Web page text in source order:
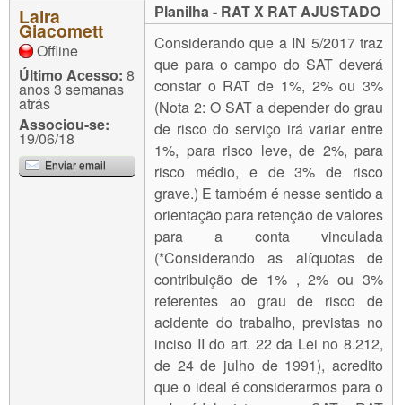
Laira
Giacomett
Offline
Último Acesso: 8
anos 3 semanas
atrás
Associou-se:
19/06/18
Enviar email
Planilha - RAT X RAT AJUSTADO
Considerando que a IN 5/2017 traz
que para o campo do SAT deverá
constar o RAT de 1%, 2% ou 3%
(Nota 2: O SAT a depender do grau
de risco do serviço irá variar entre
1%, para risco leve, de 2%, para
risco médio, e de 3% de risco
grave.) E também é nesse sentido a
orientação para retenção de valores
para a conta vinculada
(*Considerando as alíquotas de
contribuição de 1% , 2% ou 3%
referentes ao grau de risco de
acidente do trabalho, previstas no
inciso II do art. 22 da Lei no 8.212,
de 24 de julho de 1991), acredito
que o ideal é considerarmos para o